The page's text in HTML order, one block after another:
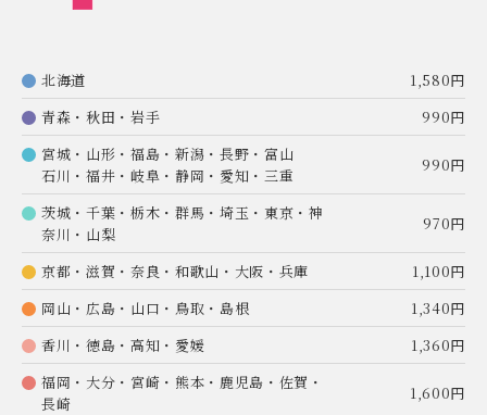
北海道
1,580円
青森・秋田・岩手
990円
宮城・山形・福島・新潟・長野・富山
石川・福井・岐阜・静岡・愛知・三重
990円
茨城・千葉・栃木・群馬・埼玉・東京・神
奈川・山梨
970円
京都・滋賀・奈良・和歌山・大阪・兵庫
1,100円
岡山・広島・山口・鳥取・島根
1,340円
香川・徳島・高知・愛媛
1,360円
福岡・大分・宮崎・熊本・鹿児島・佐賀・
長崎
1,600円